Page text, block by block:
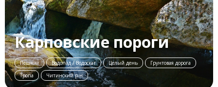
Карповские пороги
Пешком Водопад / Водоскат Целый день
Грунтовая дорога
Тропа
Читинский р-н